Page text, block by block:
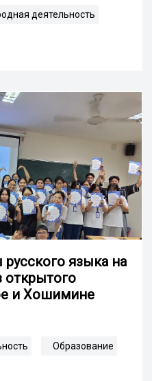
деятельность
языка на
открытого
и Хошимине
Образование